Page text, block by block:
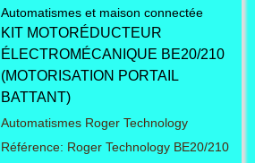
Automatismes et maison connectée
KIT MOTORÉDUCTEUR
ÉLECTROMÉCANIQUE BE20/210
(MOTORISATION PORTAIL
BATTANT)
Automatismes Roger Technology
Référence: Roger Technology BE20/210